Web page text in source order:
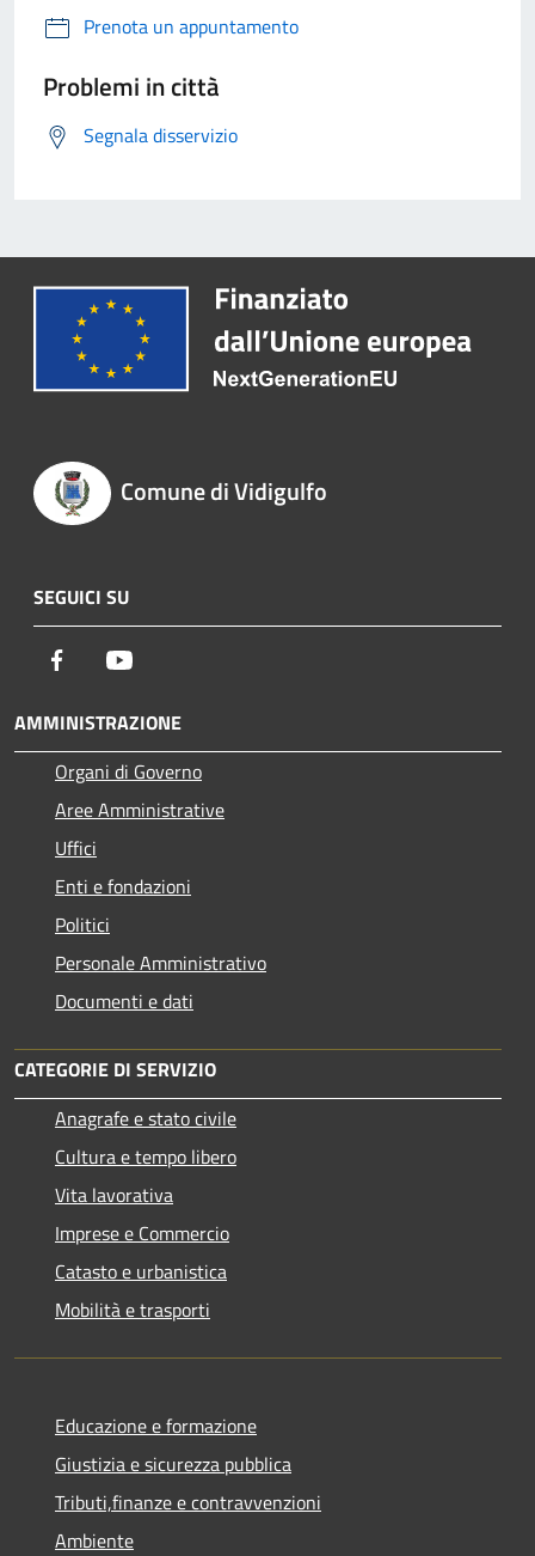
Prenota un appuntamento
Problemi in città
Segnala disservizio
Comune di Vidigulfo
SEGUICI SU
Facebook
AMMINISTRAZIONE
Organi di Governo
Aree Amministrative
Uffici
Enti e fondazioni
Politici
Personale Amministrativo
Documenti e dati
CATEGORIE DI SERVIZIO
Anagrafe e stato civile
Cultura e tempo libero
Vita lavorativa
Imprese e Commercio
Catasto e urbanistica
Mobilità e trasporti
Educazione e formazione
Giustizia e sicurezza pubblica
Tributi,finanze e contravvenzioni
Ambiente